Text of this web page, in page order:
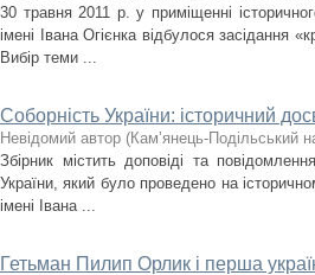
30 травня 2011 р. у приміщенні
імені Івана Огієнка відбулося засідання
Вибір теми ...
Соборність України: історичний
Невідомий автор (Кам’янець-Подільський
Збірник містить доповіді та
України, який було проведено на
імені Івана ...
Гетьман Пилип Орлик і перша